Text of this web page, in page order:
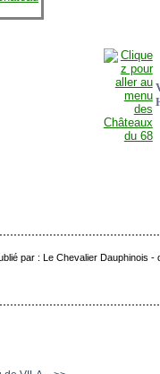
par : Le Chevalier Dauphinois -